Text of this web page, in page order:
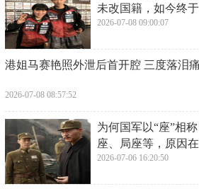
未改国籍，如今终
2026-07-08 09:00:07
港姐马赛艳照外泄后首开腔 三度落泪
2026-07-08 08:57:52
为何国军以“座”相
座、局座等，原因
2026-07-06 16:20:50